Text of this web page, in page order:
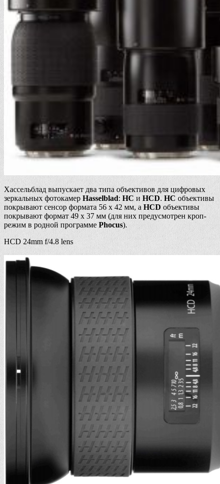
Хассельблад выпускает два типа объективов для цифровых
зеркальных фотокамер Hasselblad: HC и HCD. HC объективы
покрывают сенсор формата 56 x 42 мм, а HCD объективы
покрывают формат 49 x 37 мм (для них предусмотрен кроп-
режим в родной программе Phocus).
HCD 24mm f/4.8 lens